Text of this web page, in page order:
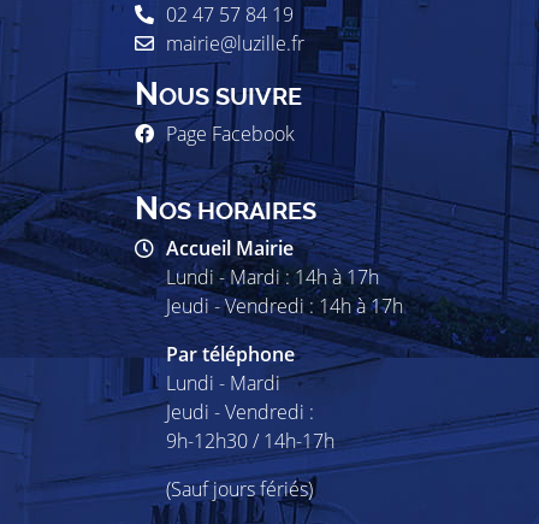
02 47 57 84 19
mairie@luzille.fr
NOUS SUIVRE
Page Facebook
NOS HORAIRES
Accueil Mairie
Lundi - Mardi : 14h à 17h
Jeudi - Vendredi : 14h à 17h
Par téléphone
Lundi - Mardi
Jeudi - Vendredi :
9h-12h30 / 14h-17h
(Sauf jours fériés)